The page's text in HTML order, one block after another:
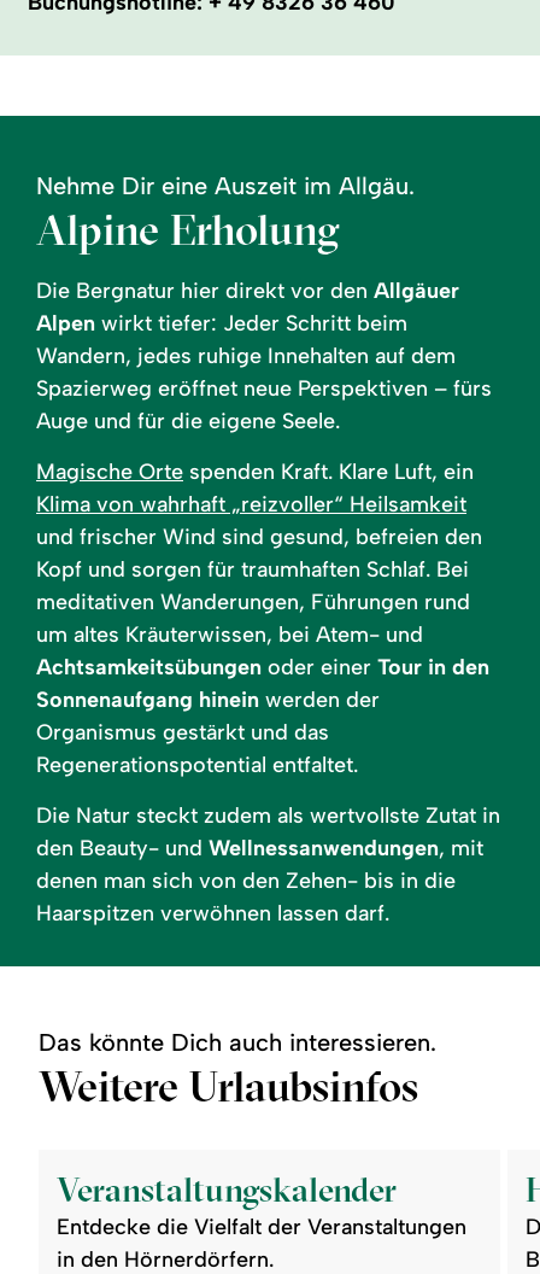
Nehme Dir eine Auszeit im Allgäu.
Alpine Erholung
Die Bergnatur hier direkt vor den Allgäuer
Alpen wirkt tiefer: Jeder Schritt beim
Wandern, jedes ruhige Innehalten auf dem
Spazierweg eröffnet neue Perspektiven – fürs
Auge und für die eigene Seele.
Magische Orte spenden Kraft. Klare Luft, ein
Klima von wahrhaft „reizvoller“ Heilsamkeit
und frischer Wind sind gesund, befreien den
Kopf und sorgen für traumhaften Schlaf. Bei
meditativen Wanderungen, Führungen rund
um altes Kräuterwissen, bei Atem- und
Achtsamkeitsübungen oder einer Tour in den
Sonnenaufgang hinein werden der
Organismus gestärkt und das
Regenerationspotential entfaltet.
Die Natur steckt zudem als wertvollste Zutat in
den Beauty- und Wellnessanwendungen, mit
denen man sich von den Zehen- bis in die
Haarspitzen verwöhnen lassen darf.
Das könnte Dich auch interessieren.
Weitere Urlaubsinfos
Veranstaltungskalender
Entdecke die Vielfalt der Veranstaltungen
in den Hörnerdörfern.
Veranstaltungskalender